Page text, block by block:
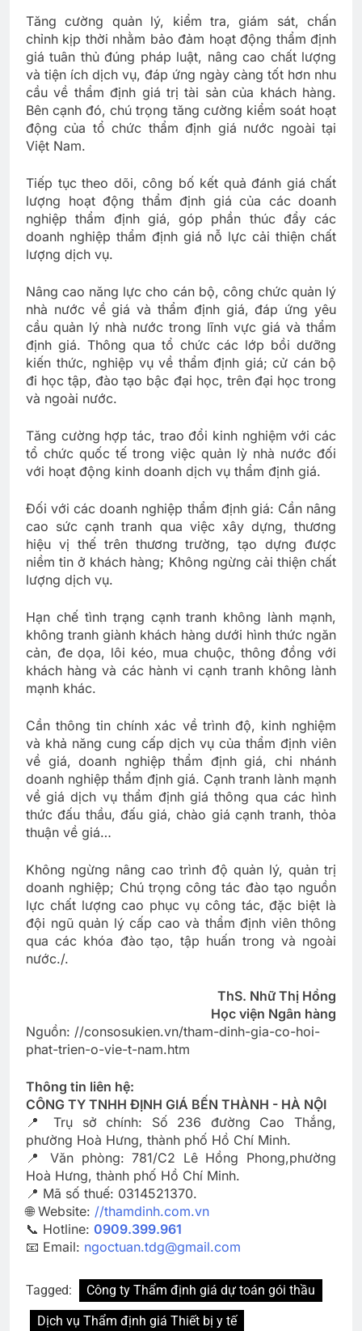
Tăng cường quản lý, kiểm tra, giám sát, chấn
chỉnh kịp thời nhằm bảo đảm hoạt động thẩm định
giá tuân thủ đúng pháp luật, nâng cao chất lượng
và tiện ích dịch vụ, đáp ứng ngày càng tốt hơn nhu
cầu về thẩm định giá trị tài sản của khách hàng.
Bên cạnh đó, chú trọng tăng cường kiểm soát hoạt
động của tổ chức thẩm định giá nước ngoài tại
Việt Nam.
Tiếp tục theo dõi, công bố kết quả đánh giá chất
lượng hoạt động thẩm định giá của các doanh
nghiệp thẩm định giá, góp phần thúc đẩy các
doanh nghiệp thẩm định giá nỗ lực cải thiện chất
lượng dịch vụ.
Nâng cao năng lực cho cán bộ, công chức quản lý
nhà nước về giá và thẩm định giá, đáp ứng yêu
cầu quản lý nhà nước trong lĩnh vực giá và thẩm
định giá. Thông qua tổ chức các lớp bồi dưỡng
kiến thức, nghiệp vụ về thẩm định giá; cử cán bộ
đi học tập, đào tạo bậc đại học, trên đại học trong
và ngoài nước.
Tăng cường hợp tác, trao đổi kinh nghiệm với các
tổ chức quốc tế trong việc quản lỳ nhà nước đối
với hoạt động kinh doanh dịch vụ thẩm định giá.
Đối với các doanh nghiệp thẩm định giá: Cần nâng
cao sức cạnh tranh qua việc xây dựng, thương
hiệu vị thế trên thương trường, tạo dựng được
niềm tin ở khách hàng; Không ngừng cải thiện chất
lượng dịch vụ.
Hạn chế tình trạng cạnh tranh không lành mạnh,
không tranh giành khách hàng dưới hình thức ngăn
cản, đe dọa, lôi kéo, mua chuộc, thông đồng với
khách hàng và các hành vi cạnh tranh không lành
mạnh khác.
Cần thông tin chính xác về trình độ, kinh nghiệm
và khả năng cung cấp dịch vụ của thẩm định viên
về giá, doanh nghiệp thẩm định giá, chi nhánh
doanh nghiệp thẩm định giá. Cạnh tranh lành mạnh
về giá dịch vụ thẩm định giá thông qua các hình
thức đấu thầu, đấu giá, chào giá cạnh tranh, thỏa
thuận về giá…
Không ngừng nâng cao trình độ quản lý, quản trị
doanh nghiệp; Chú trọng công tác đào tạo nguồn
lực chất lượng cao phục vụ công tác, đặc biệt là
đội ngũ quản lý cấp cao và thẩm định viên thông
qua các khóa đào tạo, tập huấn trong và ngoài
nước./.
ThS. Nhữ Thị Hồng
Học viện Ngân hàng
Nguồn: //consosukien.vn/tham-dinh-gia-co-hoi-
phat-trien-o-vie-t-nam.htm
Thông tin liên hệ:
CÔNG TY TNHH ĐỊNH GIÁ BẾN THÀNH - HÀ NỘI
📍 Trụ sở chính: Số 236 đường Cao Thắng,
phường Hoà Hưng, thành phố Hồ Chí Minh.
📍 Văn phòng: 781/C2 Lê Hồng Phong,phường
Hoà Hưng, thành phố Hồ Chí Minh.
📍 Mã số thuế: 0314521370.
🌐 Website: //thamdinh.com.vn
📞 Hotline: 0909.399.961
📧 Email: ngoctuan.tdg@gmail.com
Tagged:
Công ty Thẩm định giá dự toán gói thầu
Dịch vụ Thẩm định giá Thiết bị y tế